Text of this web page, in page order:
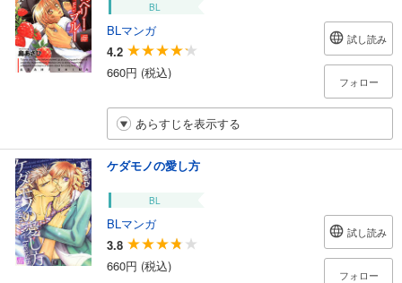
BL
BLマンガ
4.2
660円 (税込)
試し読み
フォロー
あらすじを表示する
ケダモノの愛し方
BL
BLマンガ
3.8
660円 (税込)
試し読み
フォロー